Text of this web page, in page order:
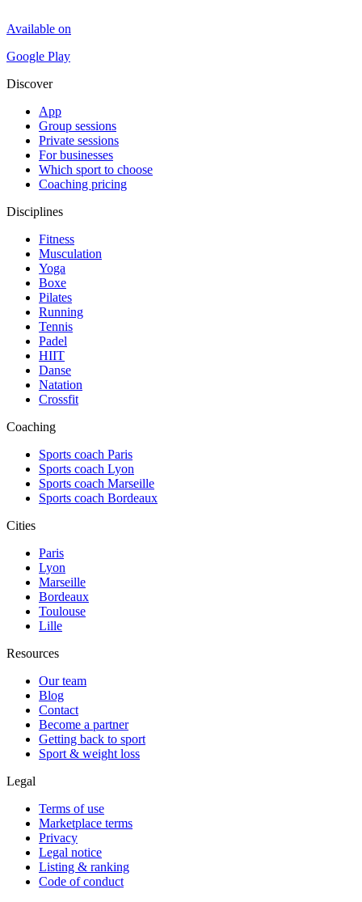
Available on
Google Play
Discover
App
Group sessions
Private sessions
For businesses
Which sport to choose
Coaching pricing
Disciplines
Fitness
Musculation
Yoga
Boxe
Pilates
Running
Tennis
Padel
HIIT
Danse
Natation
Crossfit
Coaching
Sports coach Paris
Sports coach Lyon
Sports coach Marseille
Sports coach Bordeaux
Cities
Paris
Lyon
Marseille
Bordeaux
Toulouse
Lille
Resources
Our team
Blog
Contact
Become a partner
Getting back to sport
Sport & weight loss
Legal
Terms of use
Marketplace terms
Privacy
Legal notice
Listing & ranking
Code of conduct